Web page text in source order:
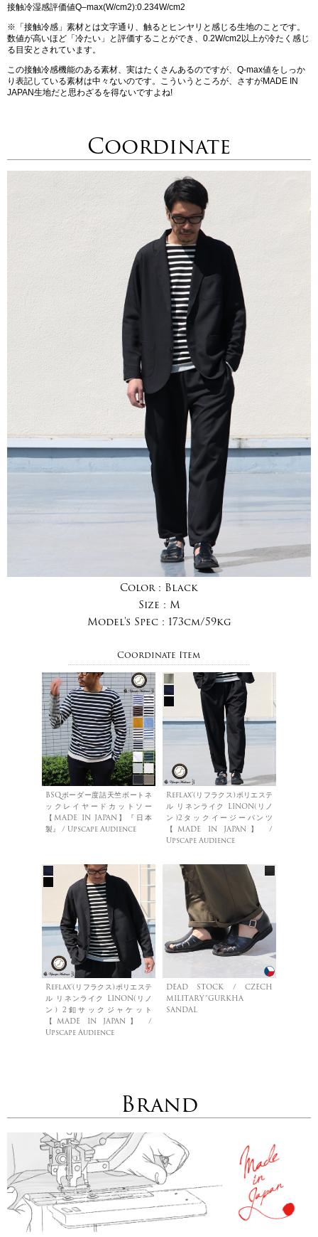
接触冷湿感評価値Q‒max(W/cm2):0.234W/cm2
※「接触冷感」素材とは文字通り、触るとヒンヤリと感じる生地のことです。
数値が高いほど「冷たい」と評価することができ、0.2W/cm2以上が冷たく感じ
る目安とされています。
この接触冷感機能のある素材、実はたくさんあるのですが、Q-max値をしっか
り表記している素材は中々ないのです。こういうところが、さすがMADE IN
JAPAN生地だと思わざるを得ないですよね!
Coordinate
Color : Black
Size : M
Model's Spec : 173cm/59kg
Coordinate Item
BSQボーダー度詰天竺ボートネ
ックレイヤードカットソー
【MADE IN JAPAN】『日本
製』 / Upscape Audience
Reflax®(リフラクス)ポリエステ
ル リネンライク LINON(リノ
ン)2タックイージーパンツ
【MADE IN JAPAN】 /
Upscape Audience
Reflax®(リフラクス)ポリエステ
ル リネンライク LINON(リノ
ン) 2釦サックジャケット
【MADE IN JAPAN】 /
Upscape Audience
DEAD STOCK / CZECH
MILITARY”GURKHA
SANDAL
Brand